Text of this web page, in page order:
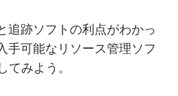
追跡ソフトの利点がわかっ
手可能なリソース管理ソフ
てみよう。